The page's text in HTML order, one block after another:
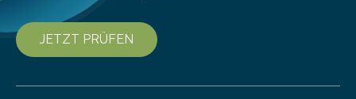
JETZT PRÜFEN